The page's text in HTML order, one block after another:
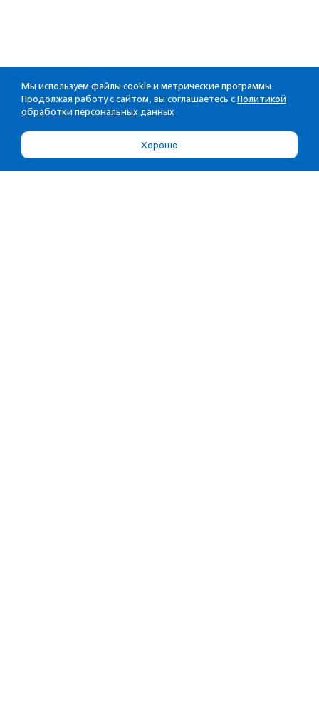
Мы используем файлы cookie и метрические программы.
Продолжая работу с сайтом, вы соглашаетесь с Политикой
обработки персональных данных
Хорошо